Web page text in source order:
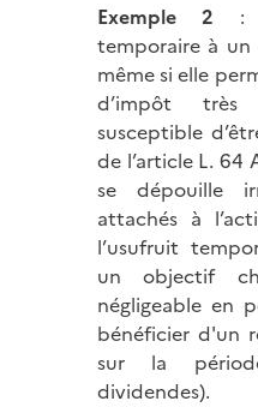
Exemple 2 :
temporaire à un
même si elle
d’impôt très
susceptible
de l’article L. 64
se dépouille
attachés à
l’usufruit
un objectif
négligeable en
bénéficier d'un
sur la
dividendes).